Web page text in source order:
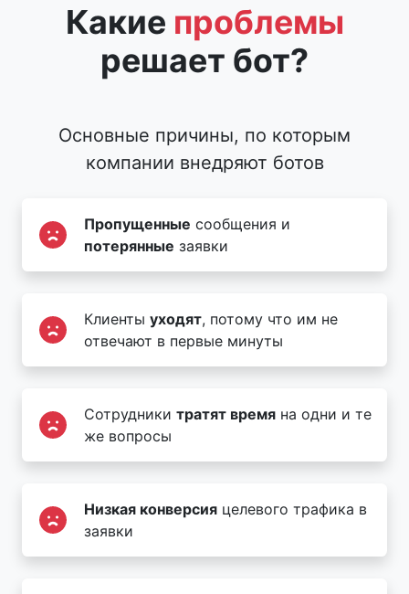
Какие проблемы
решает бот?
Основные причины, по которым
компании внедряют ботов
Пропущенные сообщения и
потерянные заявки
Клиенты уходят, потому что им не
отвечают в первые минуты
Сотрудники тратят время на одни и те
же вопросы
Низкая конверсия целевого трафика в
заявки